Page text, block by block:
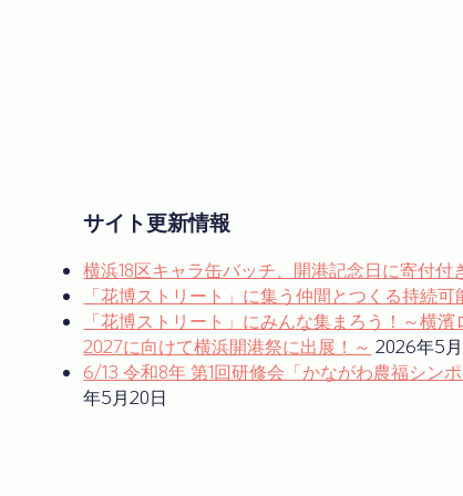
サイト更新情報
横浜18区キャラ缶バッチ、開港記念日に寄付付
「花博ストリート」に集う仲間とつくる持続可
「花博ストリート」にみんな集まろう！～横
2027に向けて横浜開港祭に出展！～ 2026年5
6/13 令和8年 第1回研修会「かながわ農福シン
年5月20日